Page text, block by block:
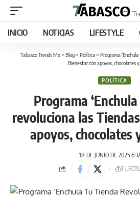
INICIO NOTICIAS LIFESTYLE
Tabasco Trends Mx> Blog> Política> Programa
Bienestar con apoyos, chocolates
POLÍTICA
Programa
revoluciona las
apoyos, chocolates
18 DE JUNIO DE 2025
7